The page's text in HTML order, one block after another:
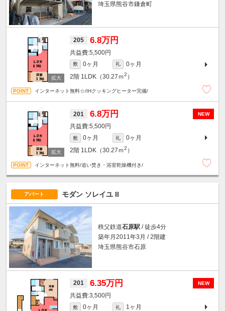
埼玉県熊谷市鎌倉町
205 6.8万円
5,500円
敷 0ヶ月 礼
0ヶ月
2階 1LDK（30.27ｍ2 ）
インターネット無料☆/IHクッキングヒーター完備/
NEW
201 6.8万円
5,500円
敷 0ヶ月 礼
0ヶ月
2階 1LDK（30.27ｍ2 ）
インターネット無料/追い焚き・浴室乾燥機付き/
アパート モダン ソレイユ II
秩父鉄道石原駅 / 徒歩4分
築年月2011年3月 / 2階建
埼玉県熊谷市石原
NEW
201 6.35万円
3,500円
敷 0ヶ月 礼
1ヶ月